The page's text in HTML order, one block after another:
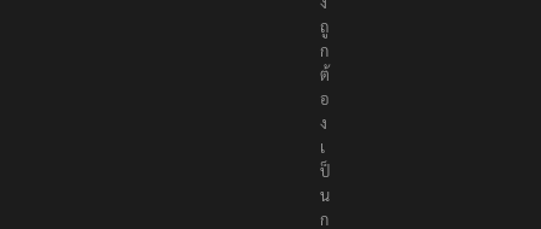
ถู
ก
ต้
อ
ง
เ
ป็
น
ก